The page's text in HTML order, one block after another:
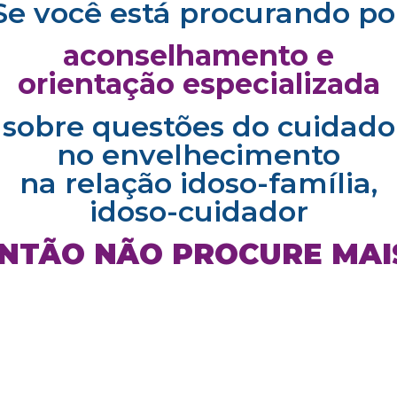
você está procurando
aconselhamento e
orientação especializada
sobre questões do cuidado
no envelhecimento
na relação idoso-família,
idoso-cuidador
NÃO PROCURE